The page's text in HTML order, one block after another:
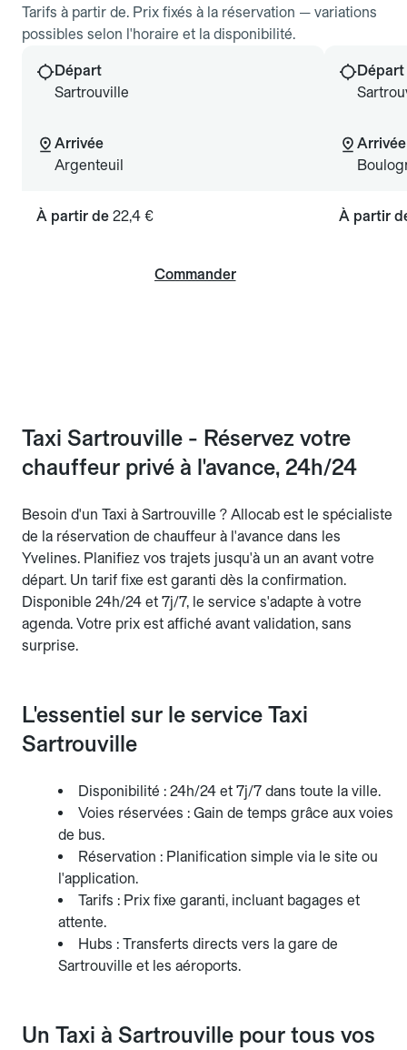
Tarifs à partir de. Prix fixés à la réservation — variations
possibles selon l'horaire et la disponibilité.
Départ
Sartrouville
Arrivée
Argenteuil
À partir de 22,4 €
Commander
Départ
Arrivée
À partir
Taxi Sartrouville - Réservez votre
chauffeur privé à l'avance, 24h/24
Besoin d'un Taxi à Sartrouville ? Allocab est le spécialiste
de la réservation de chauffeur à l'avance dans les
Yvelines. Planifiez vos trajets jusqu'à un an avant votre
départ. Un tarif fixe est garanti dès la confirmation.
Disponible 24h/24 et 7j/7, le service s'adapte à votre
agenda. Votre prix est affiché avant validation, sans
surprise.
L'essentiel sur le service Taxi
Sartrouville
Disponibilité : 24h/24 et 7j/7 dans toute la ville.
Voies réservées : Gain de temps grâce aux voies
de bus.
Réservation : Planification simple via le site ou
l'application.
Tarifs : Prix fixe garanti, incluant bagages et
attente.
Hubs : Transferts directs vers la gare de
Sartrouville et les aéroports.
Un Taxi à Sartrouville pour tous vos